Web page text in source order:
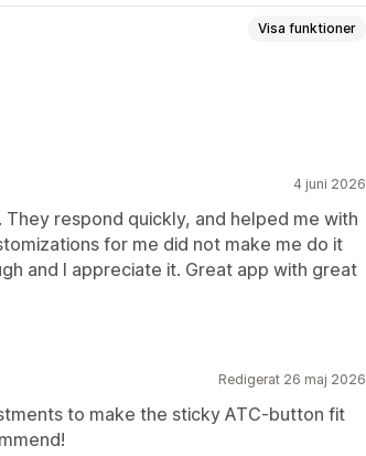
Visa funktioner
Länkar och knappar
Anpassad CSS Emojis Flera språk
4 juni 2026
respond quickly, and helped me with
for me did not make me do it
and I appreciate it. Great app with great
Redigerat 26 maj 2026
to make the sticky ATC-button fit